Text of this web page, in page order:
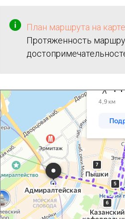
План маршрута на карте.
Протяженность
Санкт‑Петербург
Лиговский проспект: как доехать на